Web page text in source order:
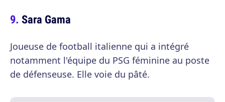
Sara Gama
Joueuse de football italienne qui a intégré
notamment l'équipe du PSG féminine au poste
de défenseuse. Elle voie du pâté.